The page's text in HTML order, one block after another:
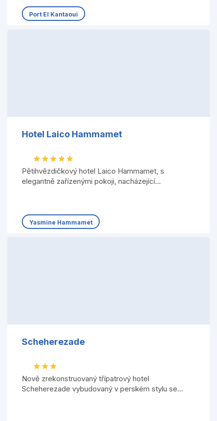
Port El Kantaoui
Hotel Laico Hammamet
Pětihvězdičkový hotel Laico Hammamet, s
elegantně zařízenými pokoji, nacházející...
Yasmine Hammamet
Scheherezade
Nově zrekonstruovaný třípatrový hotel
Scheherezade vybudovaný v perském stylu se...